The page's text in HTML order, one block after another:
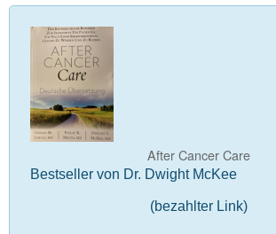
After Cancer Care
Bestseller von Dr. Dwight McKee
(bezahlter Link)